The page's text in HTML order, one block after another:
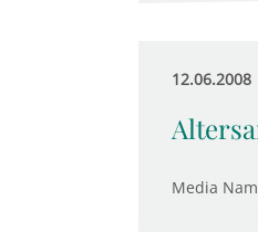
12.06.2008
Media